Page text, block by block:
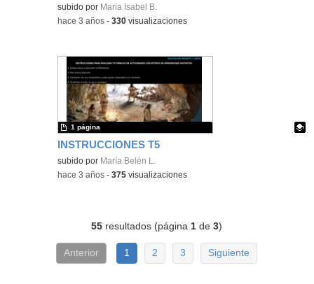
Contenido educativo.
subido por Maria Isabel B.
-hace 3 años -330 visualizaciones
INSTRUCCIONES T5
Contenido educativo.
subido por María Belén L.
1 página
-hace 3 años -375 visualizaciones
55 resultados (página 1 de3)
Anterior 1 2 3 Siguiente